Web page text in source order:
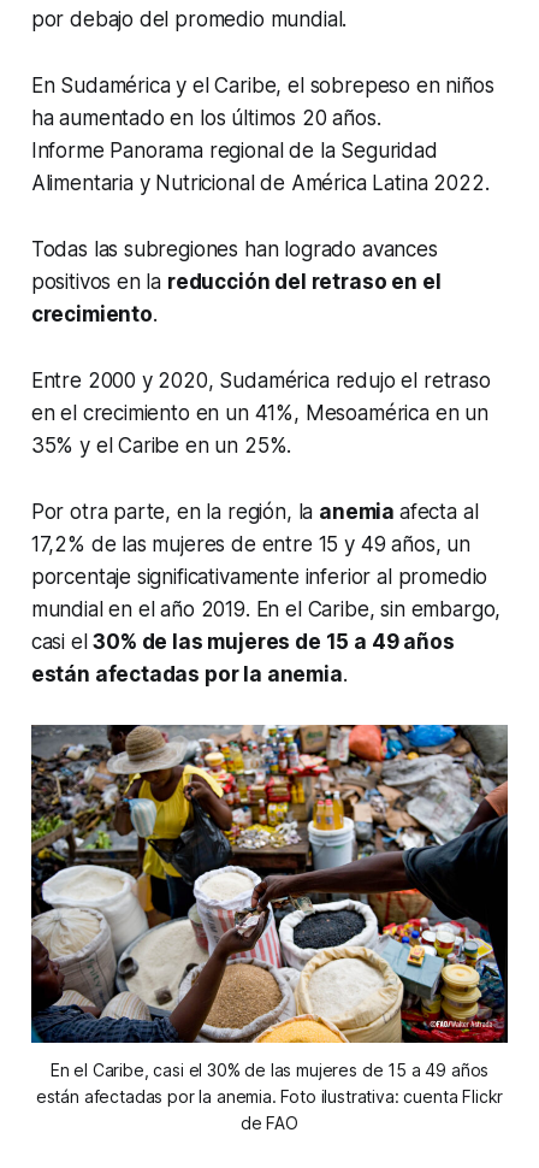
por debajo del promedio mundial.
En Sudamérica y el Caribe, el sobrepeso en niños
ha aumentado en los últimos 20 años.
Informe Panorama regional de la Seguridad
Alimentaria y Nutricional de América Latina 2022.
Todas las subregiones han logrado avances
positivos en la reducción del retraso en el
crecimiento.
Entre 2000 y 2020, Sudamérica redujo el retraso
en el crecimiento en un 41%, Mesoamérica en un
35% y el Caribe en un 25%.
Por otra parte, en la región, la anemia afecta al
17,2% de las mujeres de entre 15 y 49 años, un
porcentaje significativamente inferior al promedio
mundial en el año 2019. En el Caribe, sin embargo,
casi el30% de las mujeres de 15 a 49 años
están afectadas por la anemia.
En el Caribe, casi el 30% de las mujeres de 15 a 49 años
están afectadas por la anemia. Foto ilustrativa: cuenta Flickr
de FAO